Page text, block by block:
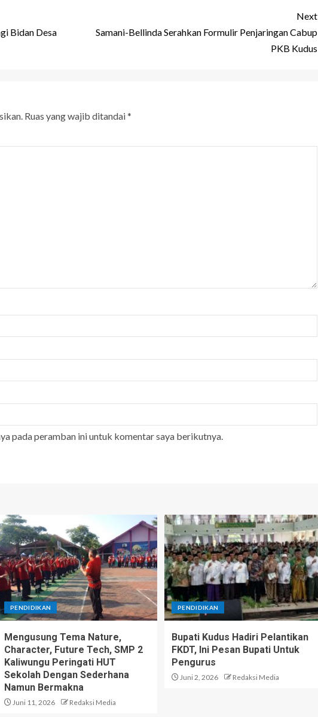
Bidan Desa
Next
Samani-Bellinda Serahkan Formulir Penjaringan Cabup
PKB Kudus
Ruas yang wajib ditandai*
pada peramban ini untuk komentar saya berikutnya.
PENDIDIKAN
Mengusung Tema Nature,
Character, Future Tech, SMP 2
Kaliwungu Peringati HUT
Sekolah Dengan Sederhana
Namun Bermakna
Juni 11, 2026 Redaksi Media
PENDIDIKAN
Bupati Kudus Hadiri Pelantikan
FKDT, Ini Pesan Bupati Untuk
Pengurus
Juni 2, 2026 Redaksi Media